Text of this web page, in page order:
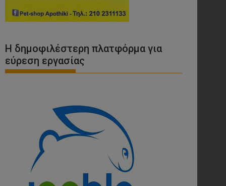
Η δημοφιλέστερη πλατφόρμα για
εύρεση εργασίας